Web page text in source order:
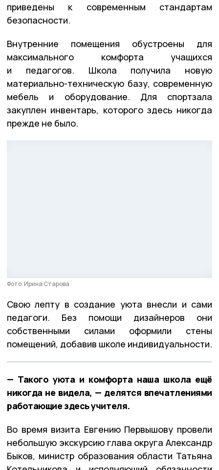
приведены к современным стандартам
безопасности.
Внутренние помещения обустроены для
максимального комфорта учащихся
и педагогов. Школа получила новую
материально-техническую базу, современную
мебель и оборудование. Для спортзала
закуплен инвентарь, которого здесь никогда
прежде не было.
Фото: Ирина Старова
Свою лепту в создание уюта внесли и сами
педагоги. Без помощи дизайнеров они
собственными силами оформили стены
помещений, добавив школе индивидуальности.
— Такого уюта и комфорта наша школа ещё
никогда не видела, — делятся впечатлениями
работающие здесь учителя.
Во время визита Евгению Первышову провели
небольшую экскурсию глава округа Александр
Быков, министр образования области Татьяна